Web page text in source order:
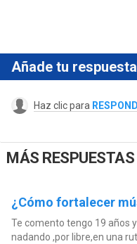
Añade tu respuesta
Haz clic para
MÁS
¿Cómo fortalecer
Te comento tengo 19 años
nadando ,por libre,en una